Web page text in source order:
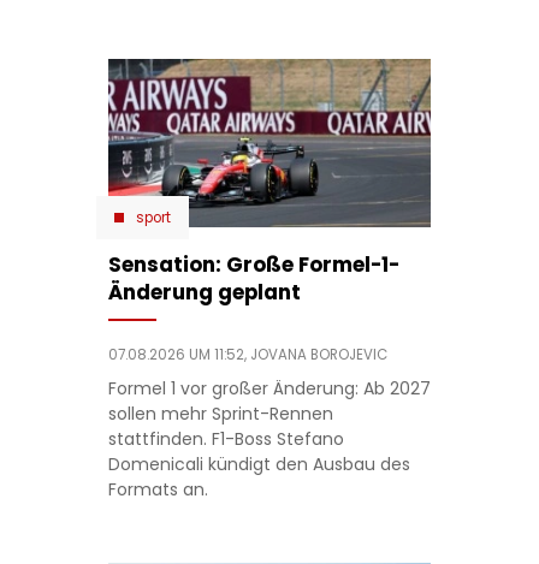
sport
Sensation: Große Formel-1-
Änderung geplant
07.08.2026 UM 11:52, JOVANA BOROJEVIC
Formel 1 vor großer Änderung: Ab 2027
sollen mehr Sprint-Rennen
stattfinden. F1-Boss Stefano
Domenicali kündigt den Ausbau des
Formats an.